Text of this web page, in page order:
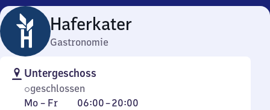
Haferkater
Gastronomie
Untergeschoss
geschlossen
Montag
Mo – Fr 06:00–20:00
Von